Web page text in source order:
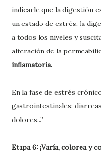
indicarle que la digestión
un estado de estrés, la
a todos los niveles y
alteración de la
inflamatoria.
En la fase de estrés
gastrointestinales:
dolores...”
Etapa 6: ¡Varía, colorea y